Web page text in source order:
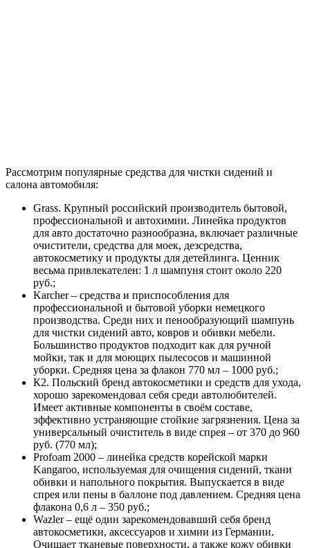
Рассмотрим популярные средства для чистки сидений и
салона автомобиля:
Grass. Крупный российский производитель бытовой,
профессиональной и автохимии. Линейка продуктов
для авто достаточно разнообразна, включает различные
очистители, средства для моек, дезсредства,
автокосметику и продукты для детейлинга. Ценник
весьма привлекателен: 1 л шампуня стоит около 220
руб.;
Karcher – средства и приспособления для
профессиональной и бытовой уборки немецкого
производства. Среди них и пенообразующий шампунь
для чистки сидений авто, ковров и обивки мебели.
Большинство продуктов подходит как для ручной
мойки, так и для моющих пылесосов и машинной
уборки. Средняя цена за флакон 770 мл – 1000 руб.;
К2. Польский бренд автокосметики и средств для ухода,
хорошо зарекомендовал себя среди автолюбителей.
Имеет активные компоненты в своём составе,
эффективно устраняющие стойкие загрязнения. Цена за
универсальный очиститель в виде спрея – от 370 до 960
руб. (770 мл);
Profoam 2000 – линейка средств корейской марки
Kangaroo, используемая для очищения сидений, ткани
обивки и напольного покрытия. Выпускается в виде
спрея или пены в баллоне под давлением. Средняя цена
флакона 0,6 л – 350 руб.;
Wazler – ещё один зарекомендовавший себя бренд
автокосметики, аксессуаров и химии из Германии.
Очищает тканевые поверхности, а также кожу обивки